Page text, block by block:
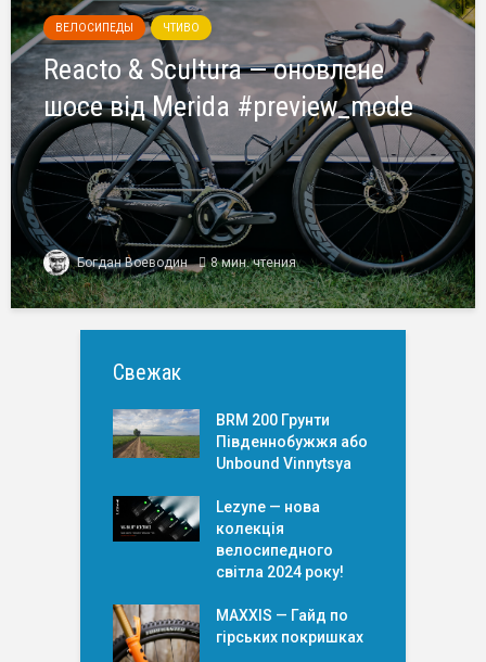
ВЕЛОСИПЕДЫ ЧТИВО
Reacto & Scultura — оновлене
шосе від Merida #preview_mode
Богдан Воеводин 8 мин. чтения
Свежак
BRM 200 Грунти
Південнобужжя або
Unbound Vinnytsya
Lezyne — нова
колекція
велосипедного
світла 2024 року!
MAXXIS — Гайд по
гірських покришкаx